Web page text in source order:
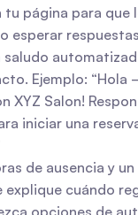
tu página para que
esperar
saludo
Ejemplo: “Hola
XYZ Salon!
iniciar una
de ausencia y
explique cuándo
opciones de